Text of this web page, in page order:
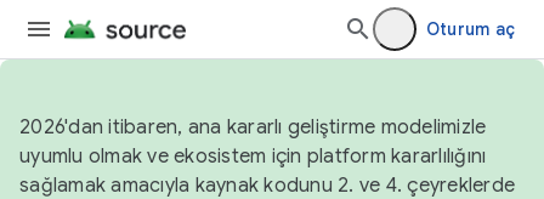
Oturum aç
2026'dan itibaren, ana kararlı geliştirme modelimizle
uyumlu olmak ve ekosistem için platform kararlılığını
sağlamak amacıyla kaynak kodunu 2. ve 4. çeyreklerde